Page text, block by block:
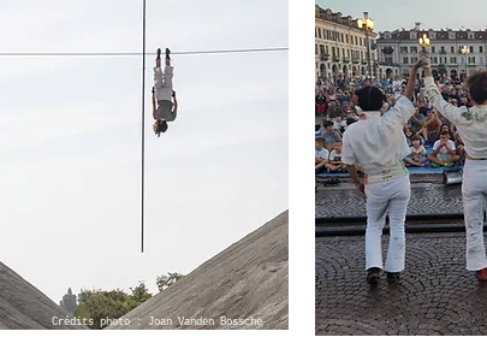
Crédits photo : Joan Vanden Bossche